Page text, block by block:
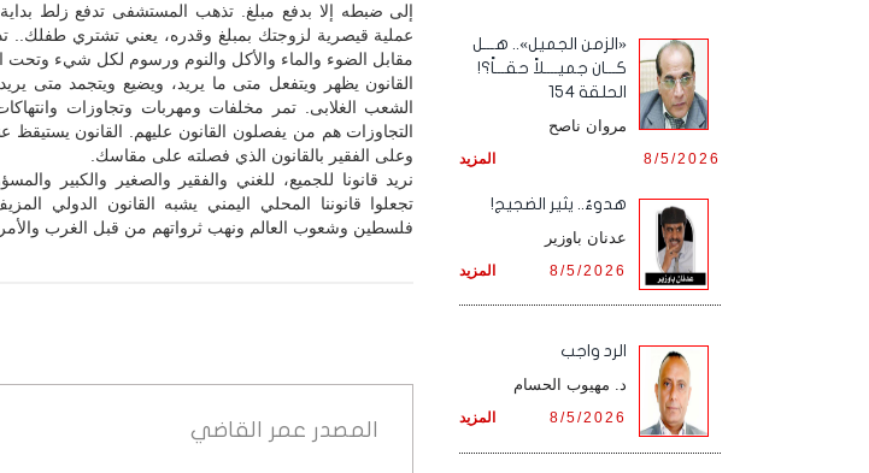
إلى ضبطه إلا بدفع مبلغ. تذهب المستشفى تدفع زلط
عملية قيصرية لزوجتك بمبلغ وقدره، يعني تشتري
مقابل الضوء والماء والأكل والنوم ورسوم لكل شيء وتحت
القانون يظهر ويتفعل متى ما يريد، ويضيع ويتجمد متى
الشعب الغلابى. تمر مخلفات ومهربات وتجاوزات
التجاوزات هم من يفصلون القانون عليهم. القانون يستيقظ
وعلى الفقير بالقانون الذي فصلته على مقاسك.
نريد قانونا للجميع، للغني والفقير والصغير والكبير
تجعلوا قانوننا المحلي اليمني يشبه القانون الدولي
فلسطين وشعوب العالم ونهب ثرواتهم من قبل الغرب
المصدر عمر القاضي
«الزمن الجميل».. هـــل
كـــان جميــــلاً حقـــاً؟!
الحلقة 154
مروان ناصح
المزيد 8/5/2026
هدوءٌ.. يثير الضجيج!
عدنان باوزير
المزيد 8/5/2026
الرد واجب
د. مهيوب الحسام
المزيد 8/5/2026